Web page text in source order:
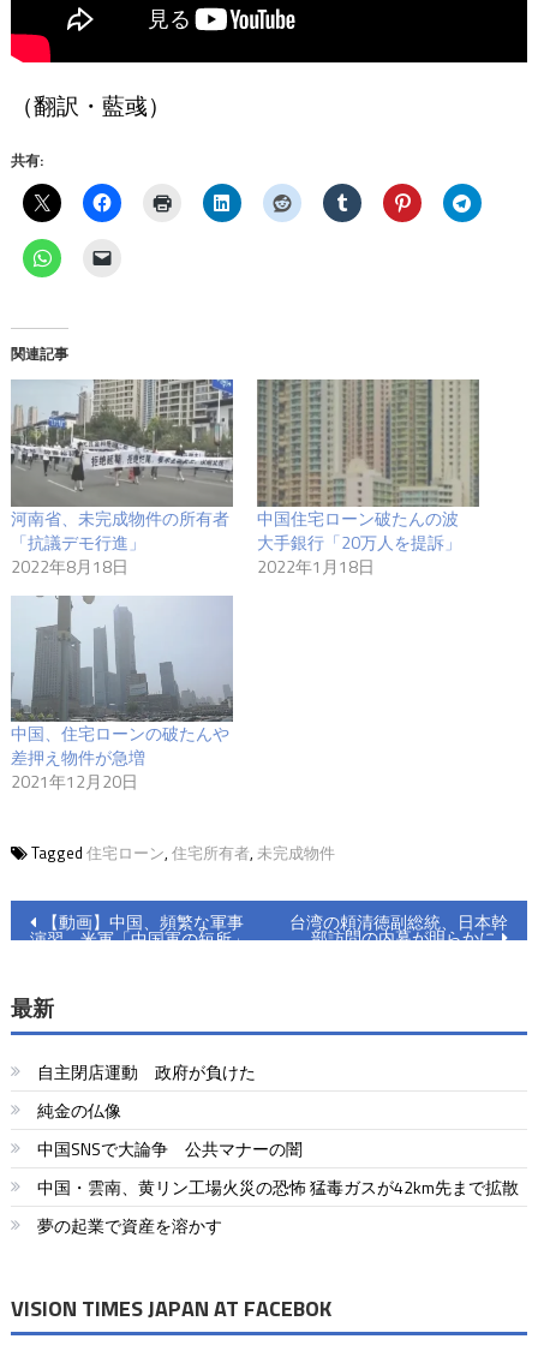
（翻訳・藍彧）
共有:
関連記事
河南省、未完成物件の所有者
「抗議デモ行進」
2022年8月18日
中国住宅ローン破たんの波
大手銀行「20万人を提訴」
2022年1月18日
中国、住宅ローンの破たんや
差押え物件が急増
2021年12月20日
Tagged 住宅ローン, 住宅所有者, 未完成物件
投
ナ
ビ
ゲ
ー
シ
ョ
【動画】中国、頻繁な軍事
演習 米軍「中国軍の短所」
台湾の頼清徳副総統、日本幹
部訪問の内幕が明らかに
最新
自主閉店運動 政府が負けた
純金の仏像
中国SNSで大論争 公共マナーの闇
中国・雲南、黄リン工場火災の恐怖 猛毒ガスが42km先まで拡散
夢の起業で資産を溶かす
VISION TIMES JAPAN AT FACEBOK